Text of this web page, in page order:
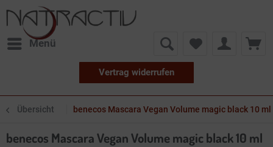
Menü
Vertrag widerrufen
Übersicht benecos Mascara Vegan Volume magic black 10 ml
benecos Mascara Vegan Volume magic black 10 ml